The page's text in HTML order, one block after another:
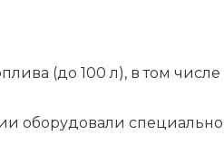
(до 100 л), в том числе
оборудовали